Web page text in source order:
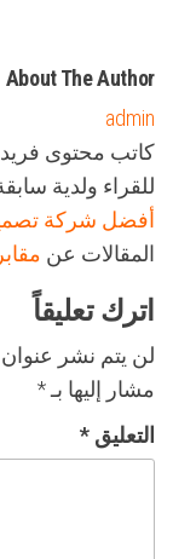
About The Author
admin
كاتب محتوى فريد
للقراء ولدية
أفضل شركة
المقالات عن
اترك تعليقاً
لن يتم نشر عنوان
مشار إليها بـ*
التعليق *